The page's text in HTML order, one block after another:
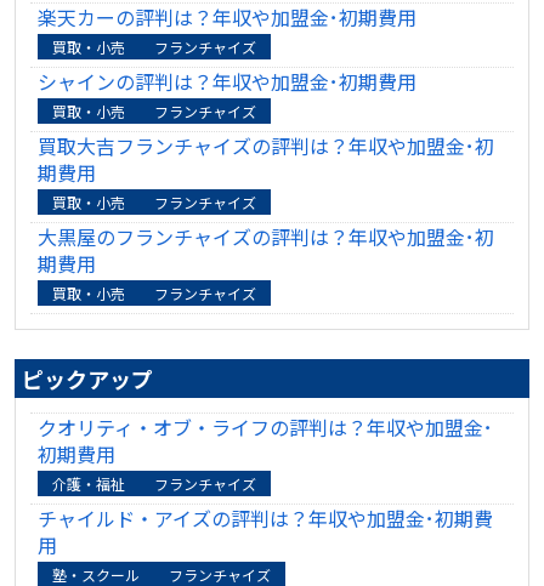
楽天カーの評判は？年収や加盟金･初期費用
買取・小売 フランチャイズ
シャインの評判は？年収や加盟金･初期費用
買取・小売 フランチャイズ
買取大吉フランチャイズの評判は？年収や加盟金･初
期費用
買取・小売 フランチャイズ
大黒屋のフランチャイズの評判は？年収や加盟金･初
期費用
買取・小売 フランチャイズ
ピックアップ
クオリティ・オブ・ライフの評判は？年収や加盟金･
初期費用
介護・福祉 フランチャイズ
チャイルド・アイズの評判は？年収や加盟金･初期費
用
塾・スクール フランチャイズ